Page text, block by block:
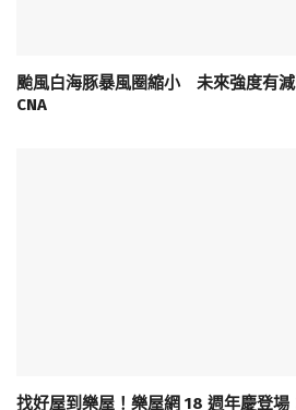
颱風白海豚暴風圈縮小 未來強度有
CNA
找好屋到樂屋！樂屋網 18 週年慶登